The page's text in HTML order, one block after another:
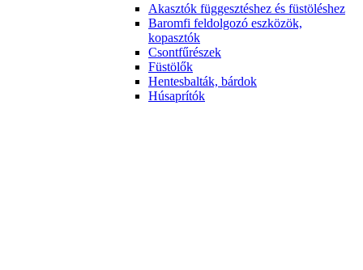
Akasztók függesztéshez és füstöléshez
Baromfi feldolgozó eszközök,
kopasztók
Csontfűrészek
Füstölők
Hentesbalták, bárdok
Húsaprítók